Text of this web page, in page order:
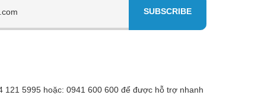
5995 hoặc: 0941 600 600 để được hỗ trợ nhanh